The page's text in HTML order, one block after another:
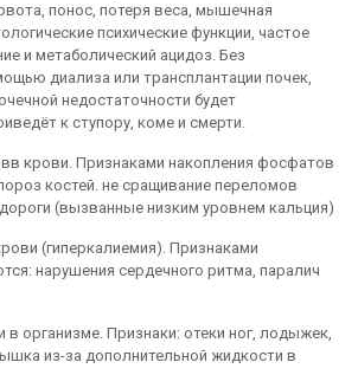
понос, потеря веса, мышечная
психические функции, частое
и метаболический ацидоз. Без
диализа или трансплантации почек,
недостаточности будет
к ступору, коме и смерти.
крови. Признаками накопления фосфатов
костей. не сращивание переломов
(вызванные низким уровнем кальция)
(гиперкалиемия). Признаками
нарушения сердечного ритма, паралич
в организме. Признаки: отеки ног, лодыжек,
из-за дополнительной жидкости в